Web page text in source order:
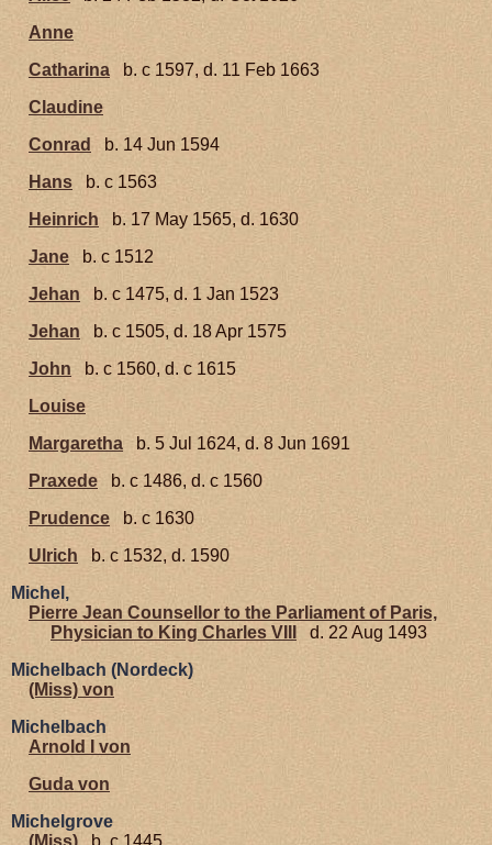
Anne
Catharina
b. c 1597, d. 11 Feb 1663
Claudine
Conrad
b. 14 Jun 1594
Hans
b. c 1563
Heinrich
b. 17 May 1565, d. 1630
Jane
b. c 1512
Jehan
b. c 1475, d. 1 Jan 1523
Jehan
b. c 1505, d. 18 Apr 1575
John
b. c 1560, d. c 1615
Louise
Margaretha b. 5 Jul 1624, d. 8 Jun 1691
Praxede
b. c 1486, d. c 1560
Prudence
b. c 1630
Ulrich
b. c 1532, d. 1590
Michel,
Pierre Jean Counsellor to the Parliament of Paris,
Physician to King Charles VIII
d. 22 Aug 1493
Michelbach (Nordeck)
(Miss) von
Michelbach
Arnold I von
Guda von
Michelgrove
(Miss)
b. c 1445